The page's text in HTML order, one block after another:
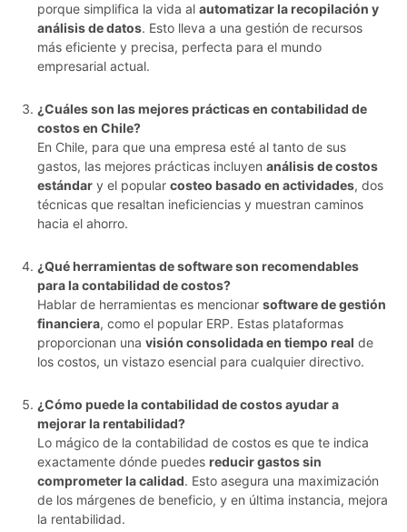
porque simplifica la vida al automatizar la recopilación y
análisis de datos. Esto lleva a una gestión de recursos
más eficiente y precisa, perfecta para el mundo
empresarial actual.
¿Cuáles son las mejores prácticas en contabilidad de
costos en Chile?
En Chile, para que una empresa esté al tanto de sus
gastos, las mejores prácticas incluyen análisis de costos
estándar y el popular costeo basado en actividades, dos
técnicas que resaltan ineficiencias y muestran caminos
hacia el ahorro.
¿Qué herramientas de software son recomendables
para la contabilidad de costos?
Hablar de herramientas es mencionar software de gestión
financiera, como el popular ERP. Estas plataformas
proporcionan una visión consolidada en tiempo real de
los costos, un vistazo esencial para cualquier directivo.
¿Cómo puede la contabilidad de costos ayudar a
mejorar la rentabilidad?
Lo mágico de la contabilidad de costos es que te indica
exactamente dónde puedes reducir gastos sin
comprometer la calidad. Esto asegura una maximización
de los márgenes de beneficio, y en última instancia, mejora
la rentabilidad.